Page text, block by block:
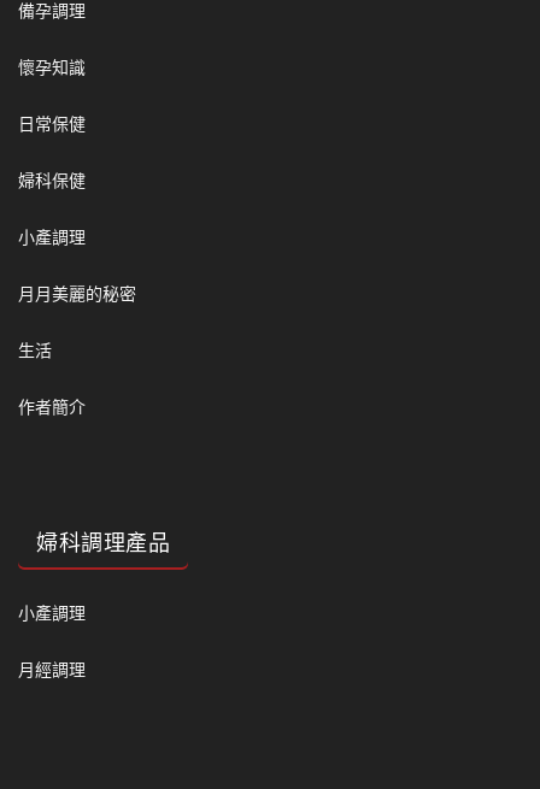
備孕調理
懷孕知識
日常保健
婦科保健
小產調理
月月美麗的秘密
生活
作者簡介
婦科調理產品
小產調理
月經調理